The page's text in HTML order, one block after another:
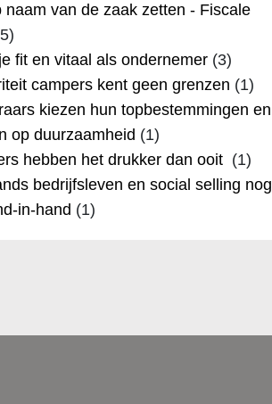
naam van de zaak zetten - Fiscale
fit en vitaal als ondernemer(3)
campers kent geen grenzen (1)
kiezen hun topbestemmingen en
op duurzaamheid (1)
hebben het drukker dan ooit (1)
bedrijfsleven en social selling nog
in-hand (1)